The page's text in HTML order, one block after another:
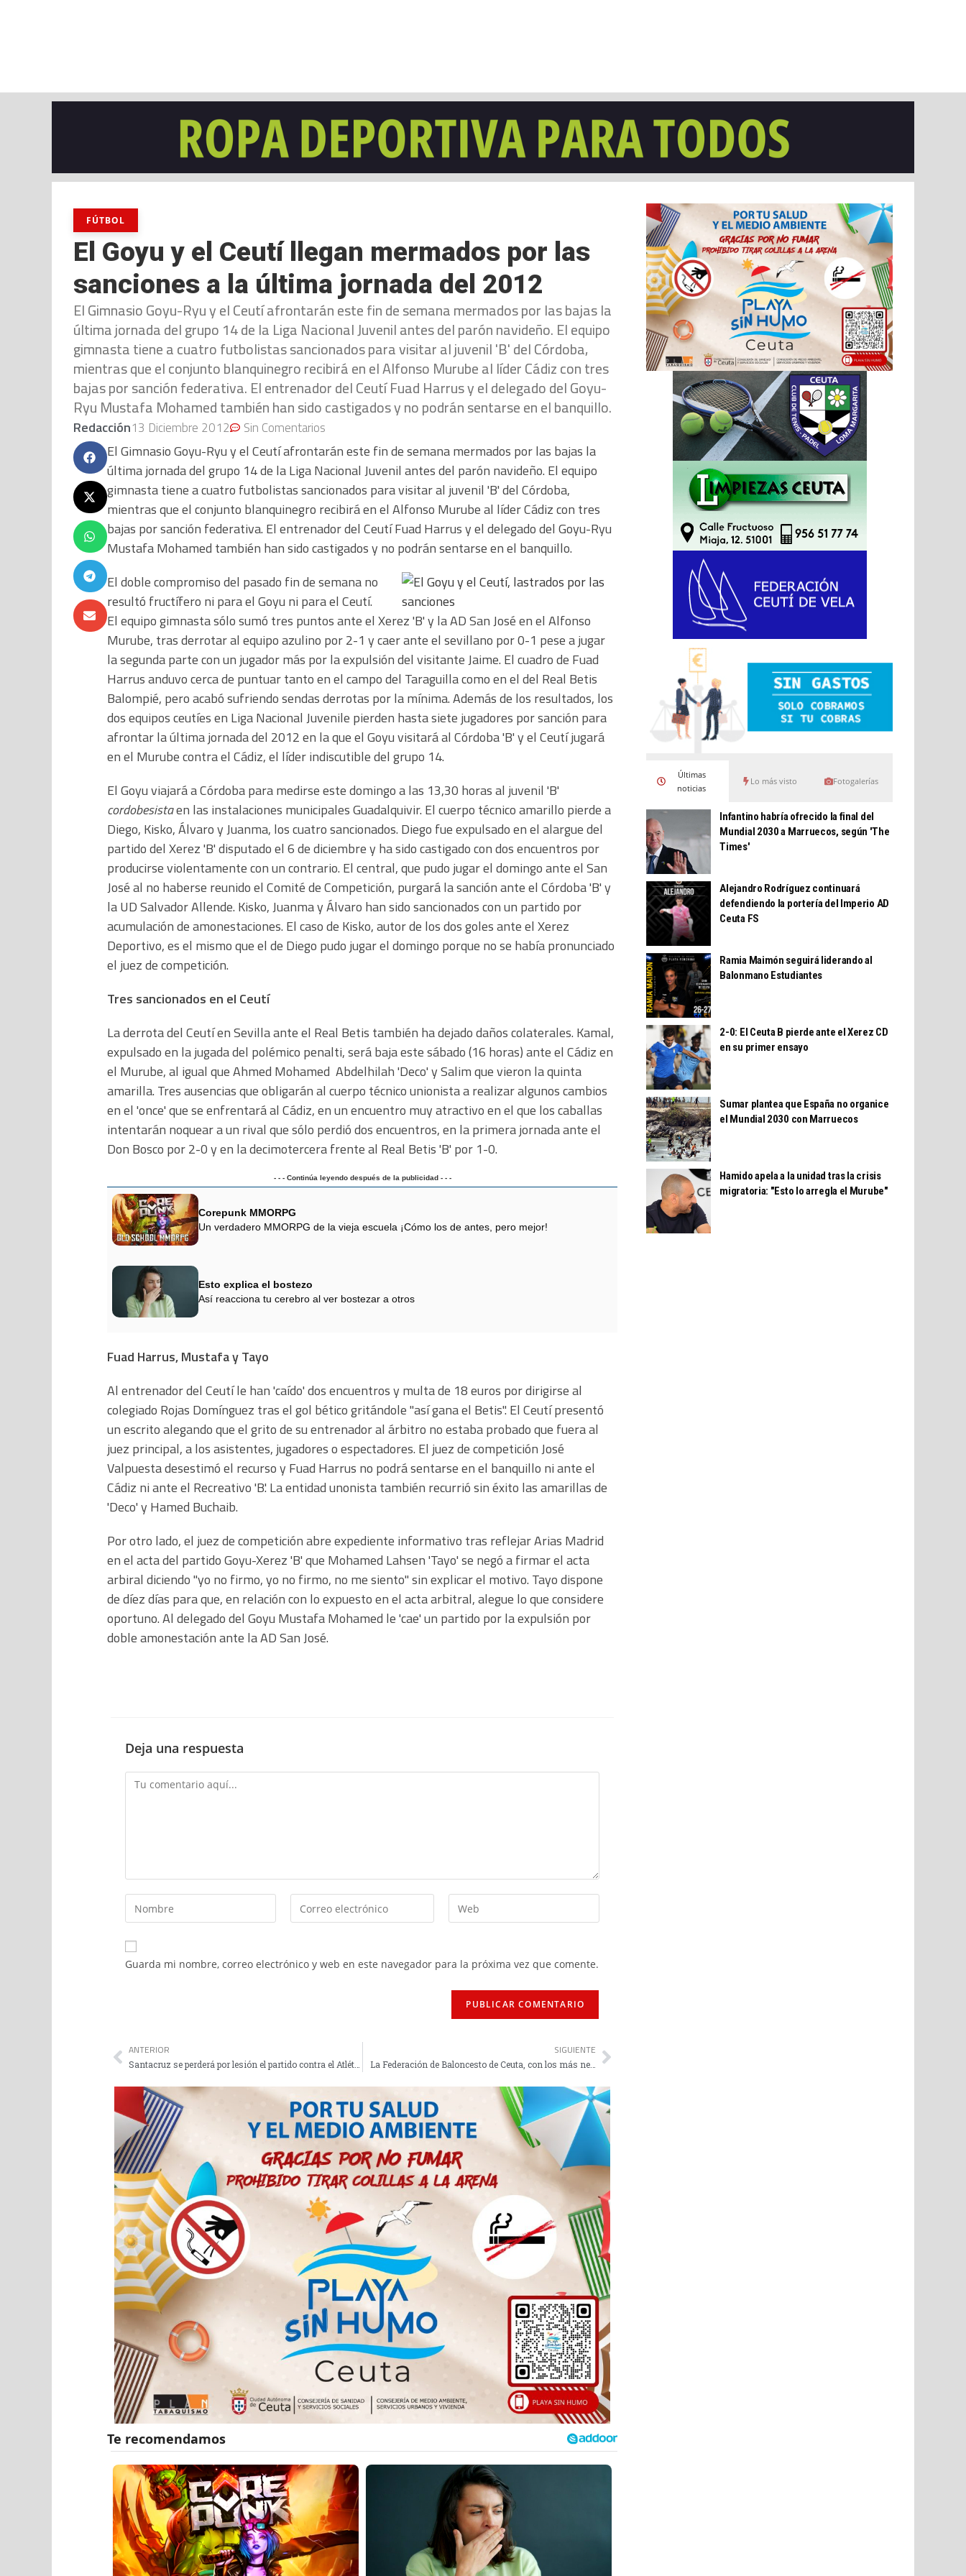
FÚTBOL
El Goyu y el Ceutí llegan mermados por las
sanciones a la última jornada del 2012
El Gimnasio Goyu-Ryu y el Ceutí afrontarán este fin de semana mermados por las bajas la
última jornada del grupo 14 de la Liga Nacional Juvenil antes del parón navideño. El equipo
gimnasta tiene a cuatro futbolistas sancionados para visitar al juvenil 'B' del Córdoba,
mientras que el conjunto blanquinegro recibirá en el Alfonso Murube al líder Cádiz con tres
bajas por sanción federativa. El entrenador del Ceutí Fuad Harrus y el delegado del Goyu-
Ryu Mustafa Mohamed también han sido castigados y no podrán sentarse en el banquillo.
Redacción13 Diciembre 2012 Sin Comentarios
El Gimnasio Goyu-Ryu y el Ceutí afrontarán este fin de semana mermados por las bajas la
última jornada del grupo 14 de la Liga Nacional Juvenil antes del parón navideño. El equipo
gimnasta tiene a cuatro futbolistas sancionados para visitar al juvenil 'B' del Córdoba,
mientras que el conjunto blanquinegro recibirá en el Alfonso Murube al líder Cádiz con tres
bajas por sanción federativa. El entrenador del Ceutí Fuad Harrus y el delegado del Goyu-Ryu
Mustafa Mohamed también han sido castigados y no podrán sentarse en el banquillo.
El doble compromiso del pasado fin de semana no
resultó fructífero ni para el Goyu ni para el Ceutí.
El equipo gimnasta sólo sumó tres puntos ante el Xerez 'B' y la AD San José en el Alfonso
Murube, tras derrotar al equipo azulino por 2-1 y caer ante el sevillano por 0-1 pese a jugar
la segunda parte con un jugador más por la expulsión del visitante Jaime. El cuadro de Fuad
Harrus anduvo cerca de puntuar tanto en el campo del Taraguilla como en el del Real Betis
Balompié, pero acabó sufriendo sendas derrotas por la mínima. Además de los resultados, los
dos equipos ceutíes en Liga Nacional Juvenile pierden hasta siete jugadores por sanción para
afrontar la última jornada del 2012 en la que el Goyu visitará al Córdoba 'B' y el Ceutí jugará
en el Murube contra el Cádiz, el líder indiscutible del grupo 14.
El Goyu viajará a Córdoba para medirse este domingo a las 13,30 horas al juvenil 'B'
cordobesistaen las instalaciones municipales Guadalquivir. El cuerpo técnico amarillo pierde a
Diego, Kisko, Álvaro y Juanma, los cuatro sancionados. Diego fue expulsado en el alargue del
partido del Xerez 'B' disputado el 6 de diciembre y ha sido castigado con dos encuentros por
producirse violentamente con un contrario. El central, que pudo jugar el domingo ante el San
José al no haberse reunido el Comité de Competición, purgará la sanción ante el Córdoba 'B' y
la UD Salvador Allende. Kisko, Juanma y Álvaro han sido sancionados con un partido por
acumulación de amonestaciones. El caso de Kisko, autor de los dos goles ante el Xerez
Deportivo, es el mismo que el de Diego pudo jugar el domingo porque no se había pronunciado
el juez de competición.
Tres sancionados en el Ceutí
La derrota del Ceutí en Sevilla ante el Real Betis también ha dejado daños colaterales. Kamal,
expulsado en la jugada del polémico penalti, será baja este sábado (16 horas) ante el Cádiz en
el Murube, al igual que Ahmed Mohamed Abdelhilah 'Deco' y Salim que vieron la quinta
amarilla. Tres ausencias que obligarán al cuerpo técnico unionista a realizar algunos cambios
en el 'once' que se enfrentará al Cádiz, en un encuentro muy atractivo en el que los caballas
intentarán noquear a un rival que sólo perdió dos encuentros, en la primera jornada ante el
Don Bosco por 2-0 y en la decimotercera frente al Real Betis 'B' por 1-0.
- - - Continúa leyendo después de la publicidad - - -
Corepunk MMORPG
Un verdadero MMORPG de la vieja escuela ¡Cómo los de antes, pero mejor!
Esto explica el bostezo
Así reacciona tu cerebro al ver bostezar a otros
Fuad Harrus, Mustafa y Tayo
Al entrenador del Ceutí le han 'caído' dos encuentros y multa de 18 euros por dirigirse al
colegiado Rojas Domínguez tras el gol bético gritándole "así gana el Betis". El Ceutí presentó
un escrito alegando que el grito de su entrenador al árbitro no estaba probado que fuera al
juez principal, a los asistentes, jugadores o espectadores. El juez de competición José
Valpuesta desestimó el recurso y Fuad Harrus no podrá sentarse en el banquillo ni ante el
Cádiz ni ante el Recreativo 'B'. La entidad unonista también recurrió sin éxito las amarillas de
'Deco' y Hamed Buchaib.
Por otro lado, el juez de competición abre expediente informativo tras reflejar Arias Madrid
en el acta del partido Goyu-Xerez 'B' que Mohamed Lahsen 'Tayo' se negó a firmar el acta
arbiral diciendo "yo no firmo, yo no firmo, no me siento" sin explicar el motivo. Tayo dispone
de díez días para que, en relación con lo expuesto en el acta arbitral, alegue lo que considere
oportuno. Al delegado del Goyu Mustafa Mohamed le 'cae' un partido por la expulsión por
doble amonestación ante la AD San José.
Deja una respuesta
Guarda mi nombre, correo electrónico y web en este navegador para la próxima vez que comente.
ANTERIOR
Santacruz se perderá por lesión el partido contra el Atlético de Ceuta
SIGUIENTE
La Federación de Baloncesto de Ceuta, con los más necesitados
Últimas
noticias
Lo más visto Fotogalerías
Infantino habría ofrecido la final del
Mundial 2030 a Marruecos, según 'The
Times'
Alejandro Rodríguez continuará
defendiendo la portería del Imperio AD
Ceuta FS
Ramia Maimón seguirá liderando al
Balonmano Estudiantes
2-0: El Ceuta B pierde ante el Xerez CD
en su primer ensayo
Sumar plantea que España no organice
el Mundial 2030 con Marruecos
Hamido apela a la unidad tras la crisis
migratoria: "Esto lo arregla el Murube"